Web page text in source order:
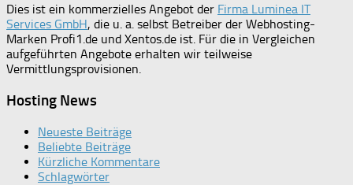
Dies ist ein kommerzielles Angebot der Firma Luminea IT
Services GmbH, die u. a. selbst Betreiber der Webhosting-
Marken Profi1.de und Xentos.de ist. Für die in Vergleichen
aufgeführten Angebote erhalten wir teilweise
Vermittlungsprovisionen.
Hosting News
Neueste Beiträge
Beliebte Beiträge
Kürzliche Kommentare
Schlagwörter